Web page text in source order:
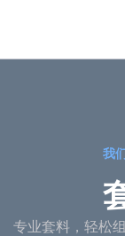
我
专业套料，轻松